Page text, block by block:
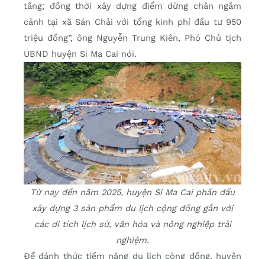
tầng; đồng thời xây dựng điểm dừng chân ngắm
cảnh tại xã Sán Chải với tổng kinh phí đầu tư 950
triệu đồng”, ông Nguyễn Trung Kiên, Phó Chủ tịch
UBND huyện Si Ma Cai nói.
Từ nay đến năm 2025, huyện Si Ma Cai phấn đấu
xây dựng 3 sản phẩm du lịch cộng đồng gắn với
các di tích lịch sử, văn hóa và nông nghiệp trải
nghiệm.
Để đánh thức tiềm năng du lịch cộng đồng, huyện